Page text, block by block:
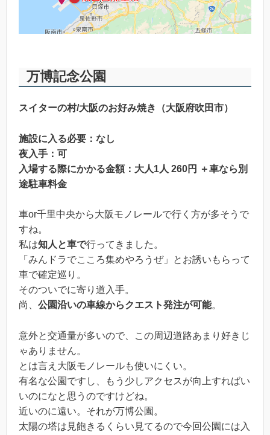
万博記念公園
スイターの村/大阪のお好み焼き（大阪府吹田市）
施設に入る必要：なし
夜入手：可
入場する際にかかる金額：大人1人 260円 ＋車なら別
途駐車料金
車or千里中央から大阪モノレールで行く方が多そうで
すね。
私は知人と車で行ってきました。
「みんドラでこころ集めやろうぜ」とお誘いもらって
車で確定巡り。
そのついでに寄り道入手。
尚、 公園沿いの車線からクエスト発注が可能。
意外と交通量が多いので、この周辺道路あまり好きじ
ゃありません。
とは言え大阪モノレールも使いにくい。
有名な公園ですし、もう少しアクセスが向上すればい
いのになと思うのですけどね。
近いのに遠い。それが万博公園。
太陽の塔は見飽きるくらい見てるので今回公園には入